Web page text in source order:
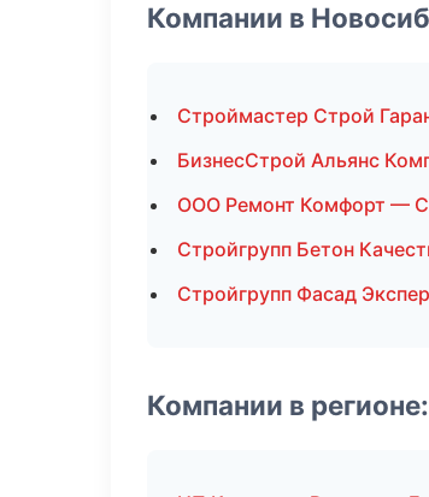
Компании в
Строймастер Строй
БизнесСтрой Альянс
ООО Ремонт Комфорт —
Стройгрупп Бетон
Стройгрупп Фасад
Компании в